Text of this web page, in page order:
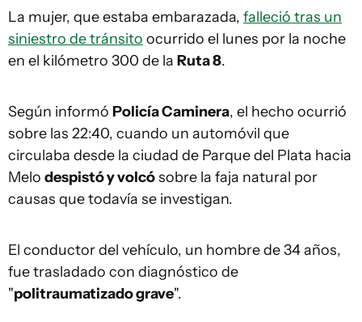
La mujer, que estaba embarazada, falleció tras un
siniestro de tránsito ocurrido el lunes por la noche
en el kilómetro 300 de la Ruta 8.
Según informó Policía Caminera, el hecho ocurrió
sobre las 22:40, cuando un automóvil que
circulaba desde la ciudad de Parque del Plata hacia
Melo despistó y volcósobre la faja natural por
causas que todavía se investigan.
El conductor del vehículo, un hombre de 34 años,
fue trasladado con diagnóstico de
"politraumatizado grave".